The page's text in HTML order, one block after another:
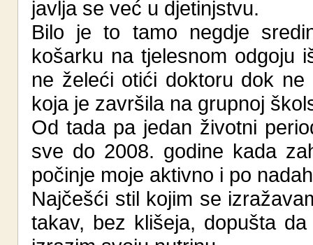
javlja se već u djetinjstvu.
Bilo je to tamo negdje
košarku na tjelesnom odgoju
ne želeći otići doktoru dok
koja je završila na grupnoj
Od tada pa jedan životni
sve do 2008. godine kada
počinje moje aktivno i po
Najčešći stil kojim se
takav, bez klišeja, dopušta